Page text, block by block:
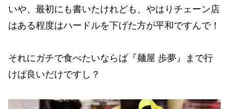
いや、最初にも書いたけれども、やはりチェーン店
はある程度はハードルを下げた方が平和ですんで！
それにガチで食べたいならば『麺屋 歩夢』まで行
けば良いだけですし？